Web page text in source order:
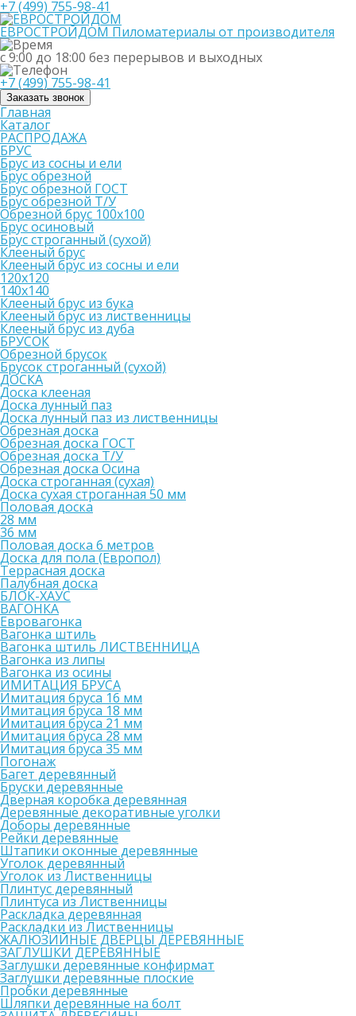
+7 (499) 755-98-41
ЕВРОСТРОЙДОМ Пиломатериалы от производителя
с 9:00 до 18:00 без перерывов и выходных
+7 (499) 755-98-41
Заказать звонок
Главная
Каталог
РАСПРОДАЖА
БРУС
Брус из сосны и ели
Брус обрезной
Брус обрезной ГОСТ
Брус обрезной Т/У
Обрезной брус 100х100
Брус осиновый
Брус строганный (сухой)
Клееный брус
Клееный брус из сосны и ели
120х120
140х140
Клееный брус из бука
Клееный брус из лиственницы
Клееный брус из дуба
БРУСОК
Обрезной брусок
Брусок строганный (сухой)
ДОСКА
Доска клееная
Доска лунный паз
Доска лунный паз из лиственницы
Обрезная доска
Обрезная доска ГОСТ
Обрезная доска Т/У
Обрезная доска Осина
Доска строганная (сухая)
Доска сухая строганная 50 мм
Половая доска
28 мм
36 мм
Половая доска 6 метров
Доска для пола (Европол)
Террасная доска
Палубная доска
БЛОК-ХАУС
ВАГОНКА
Евровагонка
Вагонка штиль
Вагонка штиль ЛИСТВЕННИЦА
Вагонка из липы
Вагонка из осины
ИМИТАЦИЯ БРУСА
Имитация бруса 16 мм
Имитация бруса 18 мм
Имитация бруса 21 мм
Имитация бруса 28 мм
Имитация бруса 35 мм
Погонаж
Багет деревянный
Бруски деревянные
Дверная коробка деревянная
Деревянные декоративные уголки
Доборы деревянные
Рейки деревянные
Штапики оконные деревянные
Уголок деревянный
Уголок из Лиственницы
Плинтус деревянный
Плинтуса из Лиственницы
Раскладка деревянная
Раскладки из Лиственницы
ЖАЛЮЗИЙНЫЕ ДВЕРЦЫ ДЕРЕВЯННЫЕ
ЗАГЛУШКИ ДЕРЕВЯННЫЕ
Заглушки деревянные конфирмат
Заглушки деревянные плоские
Пробки деревянные
Шляпки деревянные на болт